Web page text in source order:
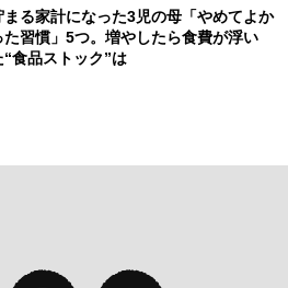
まる家計になった3児の母「やめてよか
た習慣」5つ。増やしたら食費が浮い
“食品ストック”は